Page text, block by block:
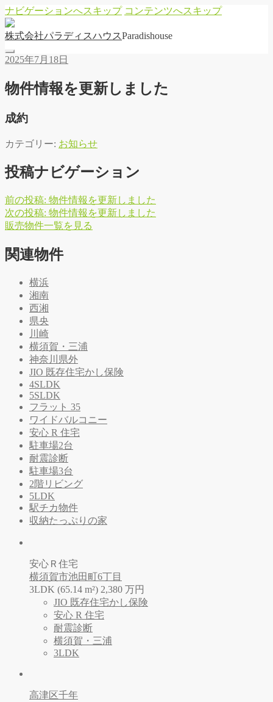
ナビゲーションへスキップ コンテンツへスキップ
株式会社パラディ スハウ スParadishouse
2025年7月18日
物件情報を更新しました
成約
カテゴリー: お知らせ
投稿ナビゲーション
前の投稿: 物件情報を更新しました
次の投稿: 物件情報を更新しました
販売物件一覧を 見る
関連物件
横浜
湘南
西湘
県央
川崎
横須賀・三浦
神奈川県外
JIO 既存住宅かし保険
4SLDK
5SLDK
フラット 35
ワイドバルコニー
安心 R 住宅
駐車場2台
耐震診断
駐車場3台
2階リビング
5LDK
駅チカ物件
収納たっぷりの家
安心Ｒ住宅
横須賀市池田町6丁目
3LDK (65.14 m²) 2,380 万円
JIO 既存住宅かし保険
安心 R 住宅
耐震診断
横須賀・三浦
3LDK
高津区千年